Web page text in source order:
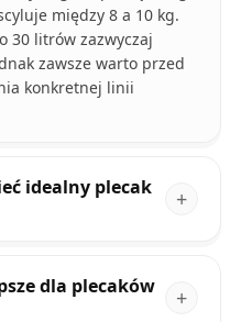
między 8 a 10 kg.
30 litrów zazwyczaj
zawsze warto przed
konkretnej linii
idealny plecak
dla plecaków